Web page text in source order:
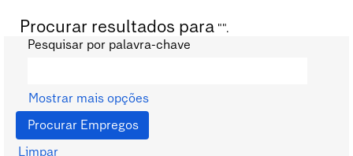
Procurar resultados para "".
Pesquisar por palavra-chave
Mostrar mais opções
Limpar